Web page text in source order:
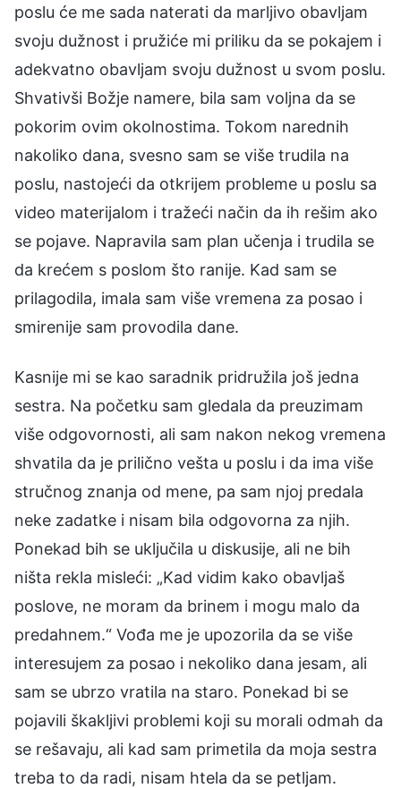
poslu će me sada naterati da marljivo obavljam
svoju dužnost i pružiće mi priliku da se pokajem i
adekvatno obavljam svoju dužnost u svom poslu.
Shvativši Božje namere, bila sam voljna da se
pokorim ovim okolnostima. Tokom narednih
nakoliko dana, svesno sam se više trudila na
poslu, nastojeći da otkrijem probleme u poslu sa
video materijalom i tražeći način da ih rešim ako
se pojave. Napravila sam plan učenja i trudila se
da krećem s poslom što ranije. Kad sam se
prilagodila, imala sam više vremena za posao i
smirenije sam provodila dane.
Kasnije mi se kao saradnik pridružila još jedna
sestra. Na početku sam gledala da preuzimam
više odgovornosti, ali sam nakon nekog vremena
shvatila da je prilično vešta u poslu i da ima više
stručnog znanja od mene, pa sam njoj predala
neke zadatke i nisam bila odgovorna za njih.
Ponekad bih se uključila u diskusije, ali ne bih
ništa rekla misleći: „Kad vidim kako obavljaš
poslove, ne moram da brinem i mogu malo da
predahnem.“ Vođa me je upozorila da se više
interesujem za posao i nekoliko dana jesam, ali
sam se ubrzo vratila na staro. Ponekad bi se
pojavili škakljivi problemi koji su morali odmah da
se rešavaju, ali kad sam primetila da moja sestra
treba to da radi, nisam htela da se petljam.